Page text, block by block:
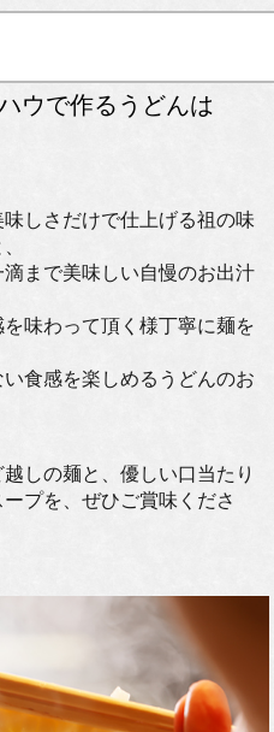
ウで作るうどんは
しさだけで仕上げる祖の味
まで美味しい自慢のお出汁
味わって頂く様丁寧に麺を
食感を楽しめるうどんのお
しの麺と、優しい口当たり
プを、ぜひご賞味くださ